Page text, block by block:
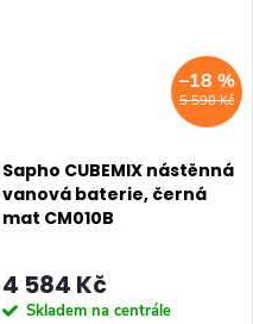
5 590 Kč
–18 %
Sapho CUBEMIX nástěnná
vanová baterie, černá
mat CM010B
4 584 Kč
Skladem na centrále